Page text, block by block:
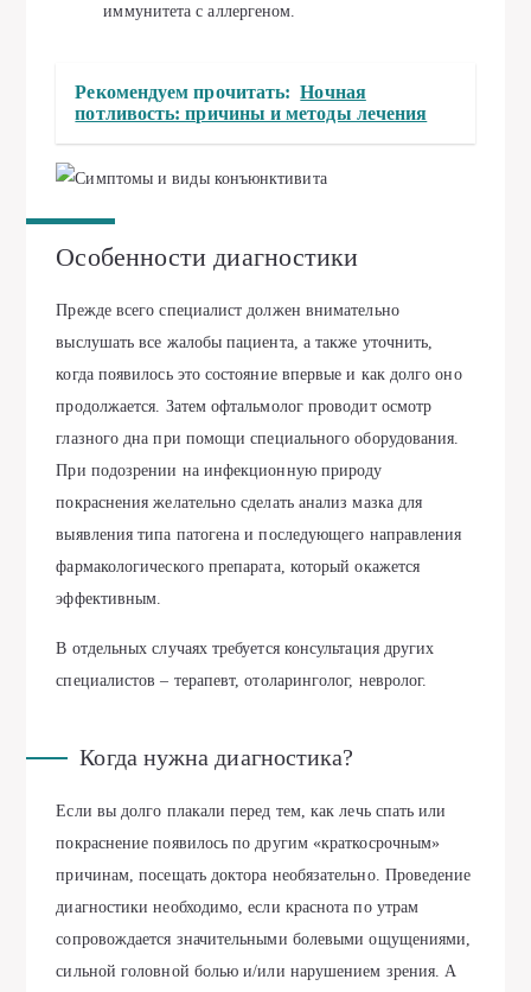
иммунитета с аллергеном.
Рекомендуем прочитать: Ночная
потливость: причины и методы лечения
Особенности диагностики
Прежде всего специалист должен внимательно
выслушать все жалобы пациента, а также уточнить,
когда появилось это состояние впервые и как долго оно
продолжается. Затем офтальмолог проводит осмотр
глазного дна при помощи специального оборудования.
При подозрении на инфекционную природу
покраснения желательно сделать анализ мазка для
выявления типа патогена и последующего направления
фармакологического препарата, который окажется
эффективным.
В отдельных случаях требуется консультация других
специалистов – терапевт, отоларинголог, невролог.
Когда нужна диагностика?
Если вы долго плакали перед тем, как лечь спать или
покраснение появилось по другим «краткосрочным»
причинам, посещать доктора необязательно. Проведение
диагностики необходимо, если краснота по утрам
сопровождается значительными болевыми ощущениями,
сильной головной болью и/или нарушением зрения. А